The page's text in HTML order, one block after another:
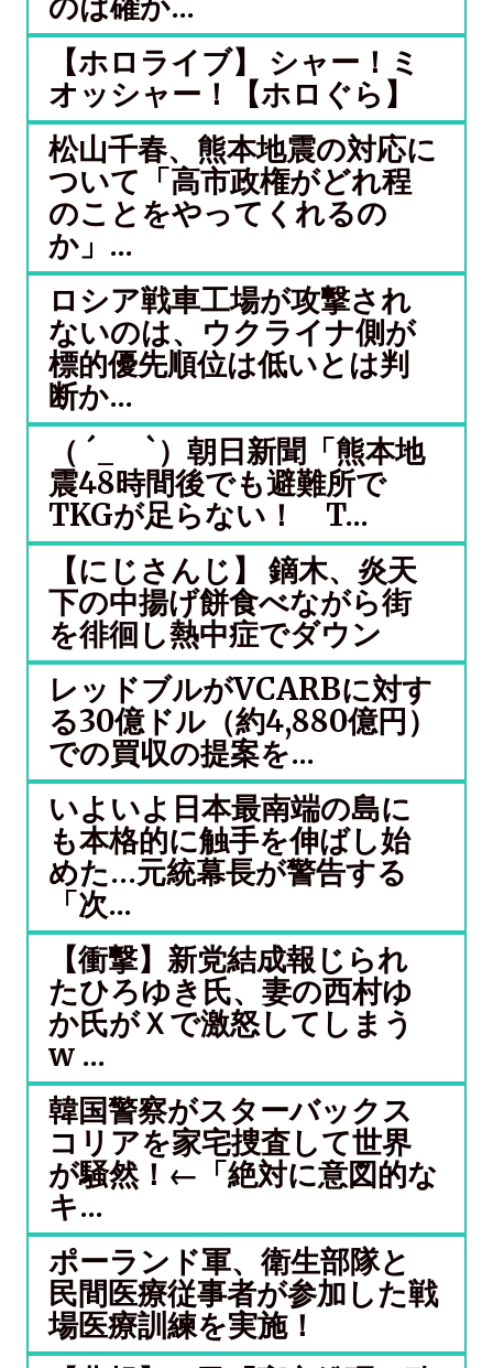
【ホロライブ】 シャー！ミ
オッシャー！【ホロぐら】
松山千春、熊本地震の対応に
ついて「高市政権がどれ程
のことをやってくれるの
か」...
ロシア戦車工場が攻撃され
ないのは、ウクライナ側が
標的優先順位は低いとは判
断か...
（ ´_ゝ`）朝日新聞「熊本地
震48時間後でも避難所で
TKGが足らない！ T...
【にじさんじ】 鏑木、炎天
下の中揚げ餅食べながら街
を徘徊し熱中症でダウン
レッドブルがVCARBに対す
る30億ドル（約4,880億円）
での買収の提案を...
いよいよ日本最南端の島に
も本格的に触手を伸ばし始
めた…元統幕長が警告する
「次...
【衝撃】新党結成報じられ
たひろゆき氏、妻の西村ゆ
か氏がＸで激怒してしまう
w ...
韓国警察がスターバックス
コリアを家宅捜査して世界
が騒然！←「絶対に意図的な
キ...
ポーランド軍、衛生部隊と
民間医療従事者が参加した戦
場医療訓練を実施！